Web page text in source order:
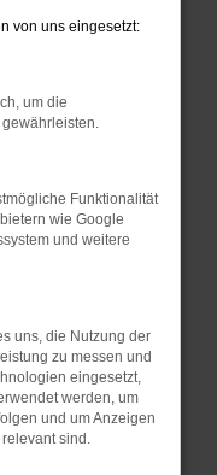
Seiten
in einem
Stand
nur ein
auch dazu
nicht mehr
von uns eingesetzt:
um die
Funktionalität
wie Google
und weitere
uns, die Nutzung der
zu messen und
eingesetzt,
werden, um
und um Anzeigen
sind.